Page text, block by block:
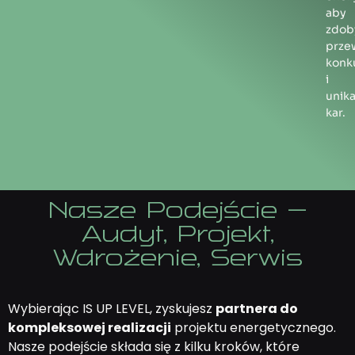
aby
i
kar.
Nasze Podejście –
Audyt, Projekt,
Wdrożenie, Serwis
Wybierając IS UP LEVEL, zyskujesz partnera do
kompleksowej realizacji projektu energetycznego.
Nasze podejście składa się z kilku kroków, które